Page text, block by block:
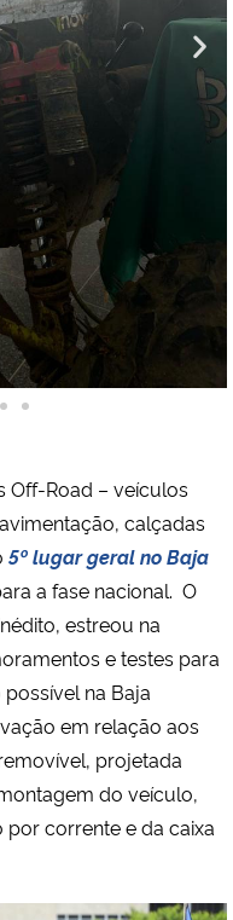
Off-Road – veículos
calçadas
5º lugar geral no Baja
a fase nacional. O
estreou na
e testes para
na Baja
em relação aos
projetada
do veículo,
corrente e da caixa